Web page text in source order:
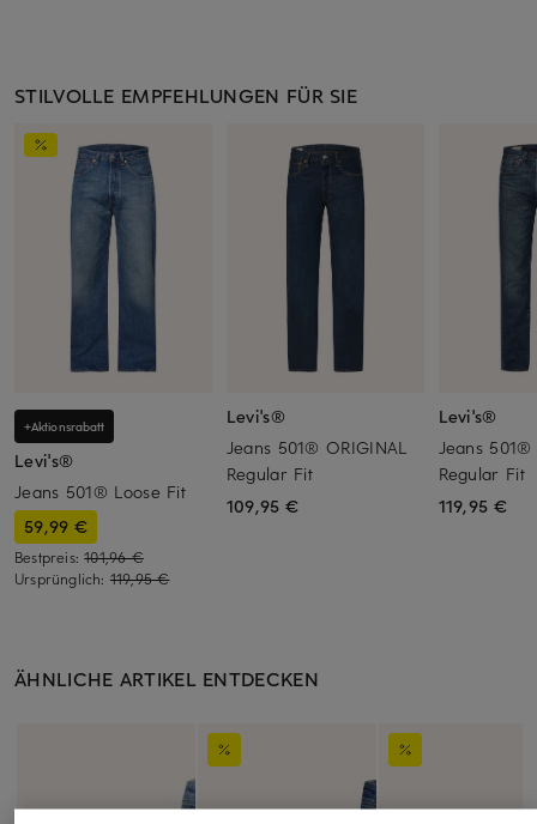
STILVOLLE EMPFEHLUNGEN FÜR SIE
+Aktionsrabatt
Levi's®
Jeans 501® Loose Fit
59,99 €
Bestpreis:101,96 €
Ursprünglich: 119,95 €
Levi's®
Jeans 501® ORIGINAL
Regular Fit
109,95 €
Levi's®
Jeans 501®
Regular Fit
119,95 €
ÄHNLICHE ARTIKEL ENTDECKEN